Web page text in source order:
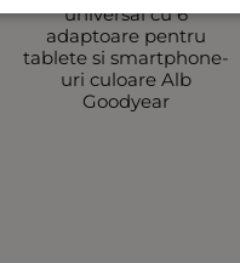
universal cu 6
adaptoare pentru
tablete si smartphone-
uri culoare Alb
Goodyear